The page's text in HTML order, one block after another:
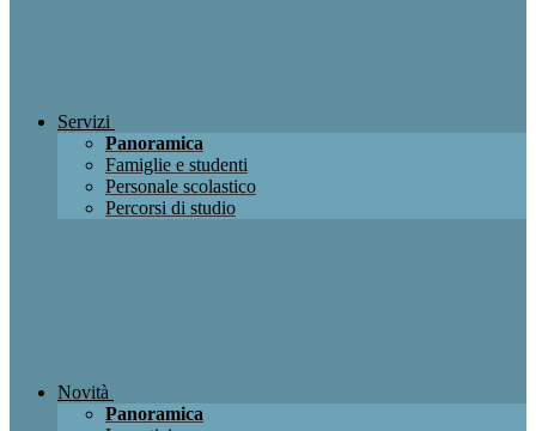
Servizi
Panoramica
Famiglie e studenti
Personale scolastico
Percorsi di studio
Novità
Panoramica